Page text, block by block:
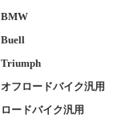
BMW
Buell
Triumph
オフロードバイク汎用
ロードバイク汎用